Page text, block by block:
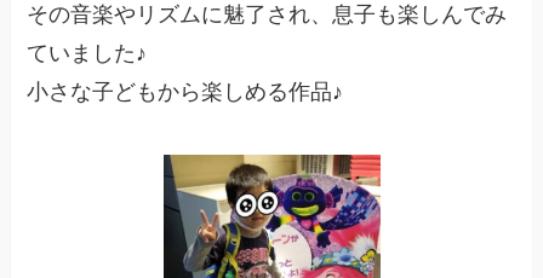
その音楽やリズムに魅了され、息子も楽しんでみ
ていました♪
小さな子どもから楽しめる作品♪